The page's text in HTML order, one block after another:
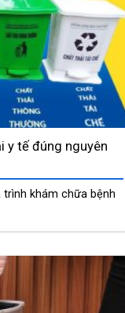
y tế đúng nguyên
khám chữa bệnh